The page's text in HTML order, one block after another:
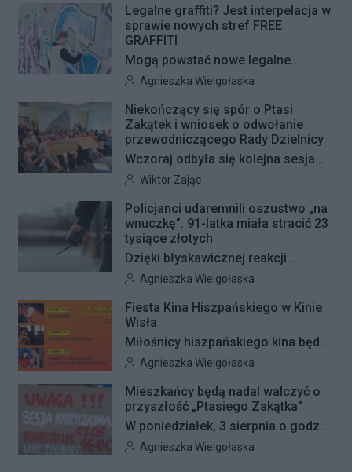
pojawią się jeszcze w tym roku.
Legalne graffiti? Jest interpelacja w
sprawie nowych stref FREE
GRAFFITI
Mogą powstać nowe legalne
miejsca do wykonywania graffiti.
interpelację, w której proponuje
wyznaczenie kolejnych stref FREE
GRAFFITI we współpracy z
Zarządem Dróg Miejskich.
Autor artykułu:
Agnieszka Wielgołaska
Niekończący się spór o Ptasi
Zakątek i wniosek o odwołanie
przewodniczącego Rady Dzielnicy
Wczoraj odbyła się kolejna sesja
poświęcona procedowaniu
Rady Dzielnicy Żoliborz w sprawie
zaniechania budowy zespołu
przedszkolno-żłobkowego przy ul.
Ficowskiego. Po blisko pięciu
przerwane. Ich kontynuację
zaplanowano na koniec sierpnia
Autor artykułu:
Wiktor Zając
Policjanci udaremnili oszustwo „na
wnuczkę”. 91-latka miała stracić 23
tysiące złotych
Dzięki błyskawicznej reakcji
kryminalnych 91-letnia mieszkanka
oszustów działających metodą „na
wnuczkę”. Policjanci zatrzymali 32-
letniego mężczyznę w chwili, gdy
przyszedł odebrać przygotowane
przez seniorkę 23 tysiące złotych.
Mężczyzna usłyszał zarzut
usiłowania oszustwa i decyzją sądu
trafił na trzy miesiące do aresztu.
Autor artykułu:
Agnieszka Wielgołaska
Fiesta Kina Hiszpańskiego w Kinie
Wisła
Miłośnicy hiszpańskiego kina będą
mieli wyjątkową okazję, by
kultowe filmy Pedra Almodóvara. Od
4 do 6 sierpnia Kino Wisła zaprasza
na Fiestę Kina Hiszpańskiego.
Autor artykułu:
Agnieszka Wielgołaska
Mieszkańcy będą nadal walczyć o
przyszłość „Ptasiego Zakątka”
W poniedziałek, 3 sierpnia o godz.
16:00 odbędzie się nadzwyczajna
Autor artykułu:
Agnieszka Wielgołaska